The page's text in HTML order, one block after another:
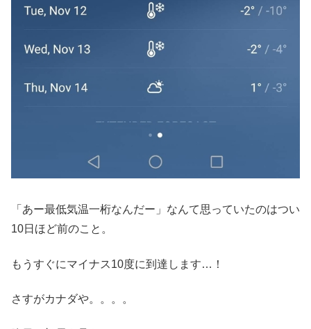
「あー最低気温一桁なんだー」なんて思っていたのはつい
10日ほど前のこと。
もうすぐにマイナス10度に到達します…！
さすがカナダや。。。。